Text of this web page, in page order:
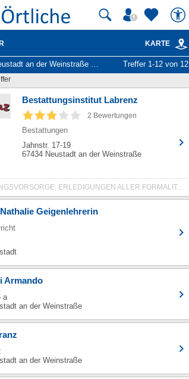
KARTE
an der Weinstraße - Unternehmen und Personen Treffer 1-12 von 12
Bestattungsinstitut Labrenz
2 Bewertungen
Bestattungen
Jahnstr. 17-19
67434 Neustadt an der Weinstraße
BESTATTUNGSVORSORGE, ERLEDIGUNGEN ALLER FORMALITÄTEN
Geigenlehrerin
Armando
a
an der Weinstraße
an der Weinstraße